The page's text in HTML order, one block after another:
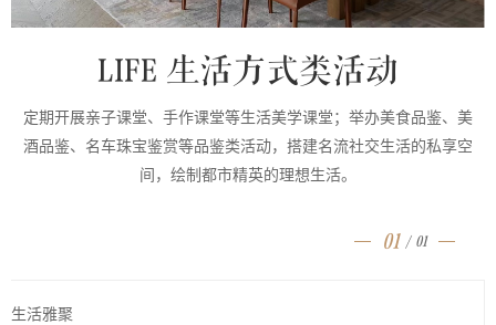
LIFE 生活方式类活动
定期开展亲子课堂、手作课堂等生活美学课堂；举办美食品鉴、美
酒品鉴、名车珠宝鉴赏等品鉴类活动，搭建名流社交生活的私享空
间，绘制都市精英的理想生活。
01 / 01
生活雅聚